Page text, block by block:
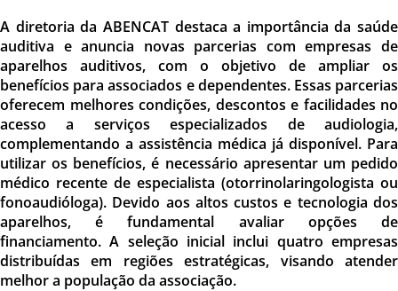
A diretoria da ABENCAT destaca a importância da saúde
auditiva e anuncia novas parcerias com empresas de
aparelhos auditivos, com o objetivo de ampliar os
benefícios para associados e dependentes. Essas parcerias
oferecem melhores condições, descontos e facilidades no
acesso a serviços especializados de audiologia,
complementando a assistência médica já disponível. Para
utilizar os benefícios, é necessário apresentar um pedido
médico recente de especialista (otorrinolaringologista ou
fonoaudióloga). Devido aos altos custos e tecnologia dos
aparelhos, é fundamental avaliar opções de
financiamento. A seleção inicial inclui quatro empresas
distribuídas em regiões estratégicas, visando atender
melhor a população da associação.